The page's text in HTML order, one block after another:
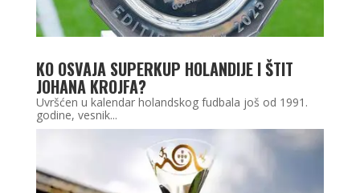
KO OSVAJA SUPERKUP HOLANDIJE I ŠTIT
JOHANA KROJFA?
Uvršćen u kalendar holandskog fudbala još od 1991.
godine, vesnik...